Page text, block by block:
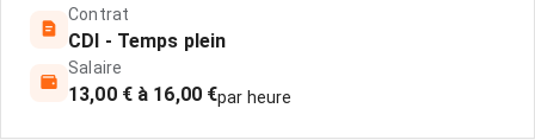
Contrat
CDI - Temps plein
Salaire
13,00 € à 16,00 €par heure